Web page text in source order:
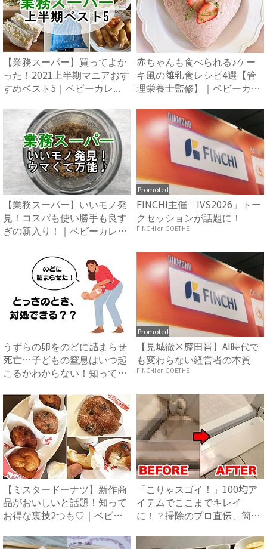
【業務スーパー】買ってよか
った！2021上半期マニアおす
すめベスト5｜ベビーカレ...
赤ちゃんも食べられる♪ケー
キ風の離乳食レシピ4選【管
理栄養士監修】｜ベビーカレ
【業務スーパー】いいモノ発
見！コスパも使い勝手も良す
ぎの新入り！｜ベビーカレン
Promoted
FINCHI主催「IVS2026」トー
クセッションが話題に！
FINCHI on GOETHE
うずらの卵をのどに詰まらせ
死亡…子どもの窒息はいつ起
こるかわからない！知ってお
Promoted
【見城徹×藤田晋】AI時代で
も変わらない経営者の本質
FINCHI on GOETHE
【ミスタードーナツ】新作商
品がおいしいと話題！知って
お得な裏技2つも♡｜ベビー
「こりゃスゴイ！」100均ア
イテムでここまでキレイ
に！？掃除のプロ直伝、簡単